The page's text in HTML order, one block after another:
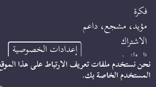
Footer
Site
Info
فكرة
مؤيد، مشجع، داعم
الاشتراك
المؤلفون
بصمة
إعدادات الخصوصية
نحن نستخدم ملفات تعريف الارتباط على هذا
المستخدم الخاصة بك.